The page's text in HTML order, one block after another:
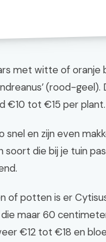
met witte of oranje
(rood-geel).
€10 tot €15 per plant.
snel en zijn even
soort die bij je tuin
of potten is er Cytisus
maar 60
€12 tot €18 en